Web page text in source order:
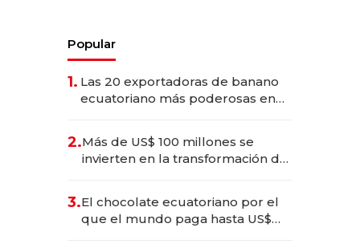
Popular
1. Las 20 exportadoras de banano
ecuatoriano más poderosas en
2.Más de US$ 100 millones se
invierten en la transformación de
3.El chocolate ecuatoriano por el
que el mundo paga hasta US$